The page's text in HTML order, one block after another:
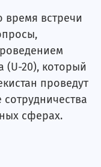
время встречи
20), который
проведут
сферах.